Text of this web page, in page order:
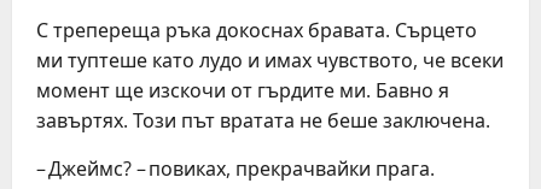
С трепереща ръка докоснах бравата. Сърцето
ми туптеше като лудо и имах чувството, че всеки
момент ще изскочи от гърдите ми. Бавно я
завъртях. Този път вратата не беше заключена.
– Джеймс? – повиках, прекрачвайки прага.